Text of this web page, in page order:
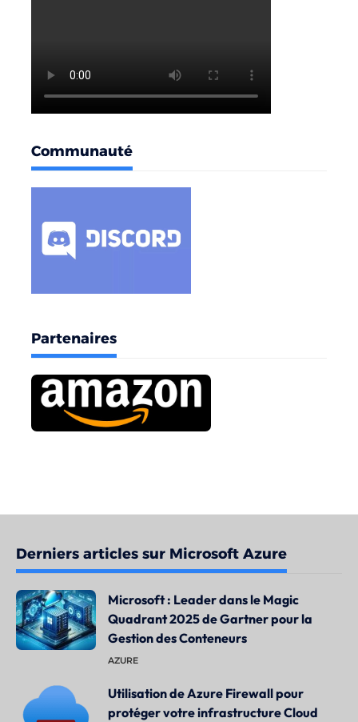
Communauté
Partenaires
Derniers articles sur Microsoft Azure
Microsoft : Leader dans le Magic
Quadrant 2025 de Gartner pour la
Gestion des Conteneurs
AZURE
Utilisation de Azure Firewall pour
protéger votre infrastructure Cloud